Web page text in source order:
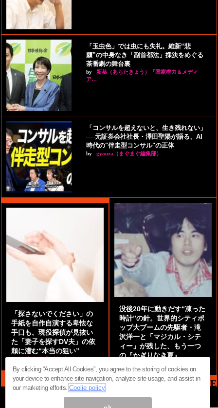
「玉虫色」では虫にも失礼。維新“悲
願”の中身なき「副首都法」採決をめぐる
茶番劇の舞台裏
by
新恭（あらたきょう）『国家権力＆メディ
ア…
「コンサルを超えないと、生き残れない」
──元証券会社社長・澤田聖陽が語る、AI
時代の"伴走型コンサル"の正体
by gyouza（まぐまぐ編集部）
「探さないでください」の
手紙を自作自演する卑怯な
手口も。現役探偵が見抜い
た「妻子を探すDV夫」の依
頼に潜む“本当の狙い”
by 阿部泰尚『伝説の探偵』
没後20年に動きだす“凍った
時計”の針。世界的シティポ
ップ大ブームの先駆者・滝
沢洋一と「マジカル・シテ
ィー」が残した、もう一つ
の『かぎりなき夏』
MAG2 NEWS HEADLINE
By clicking “Accept All Cookies”, you agree to the storing of cookies on
your device to enhance site navigation, analyze site usage, and assist in
our marketing efforts.Coolie policy